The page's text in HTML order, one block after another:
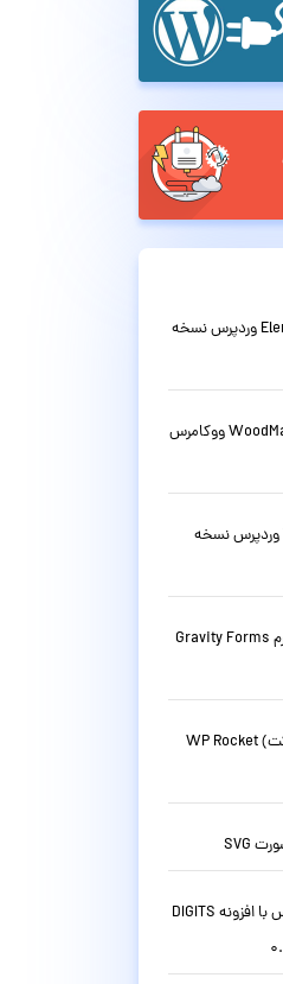
افزونه صفحه ساز المنتور پرو Elementor Pro وردپرس نسخه
قالب فروشگاهی چندمنظوره وودمارت WoodMart ووکامرس
افزونه فارسی سئو Yoast SEO Premium وردپرس نسخه
افزونه فرم ساز حرفه ای وردپرس گرویتی فرم Gravity Forms
افزونه فارسی افزایش سرعت وردپرس (راکت) WP Rocket
ورود و عضویت با شماره موبایل در وردپرس با افزونه DIGITS